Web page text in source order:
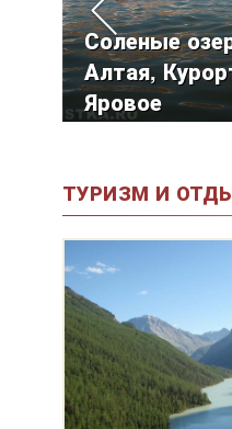
Соленые
Алтая,
Яровое
ТУРИЗМ И